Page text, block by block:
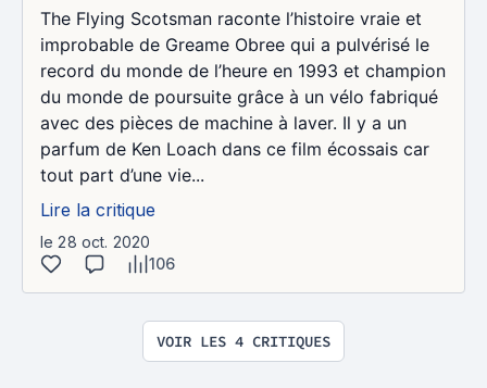
The Flying Scotsman raconte l’histoire vraie et
improbable de Greame Obree qui a pulvérisé le
record du monde de l’heure en 1993 et champion
du monde de poursuite grâce à un vélo fabriqué
avec des pièces de machine à laver. Il y a un
parfum de Ken Loach dans ce film écossais car
tout part d’une vie...
Lire la critique
le 28 oct. 2020
106
VOIR LES 4 CRITIQUES